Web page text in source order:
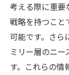
考える際に重要
戦略を持つこと
可能です。さら
ミリー層のニー
す。これらの情